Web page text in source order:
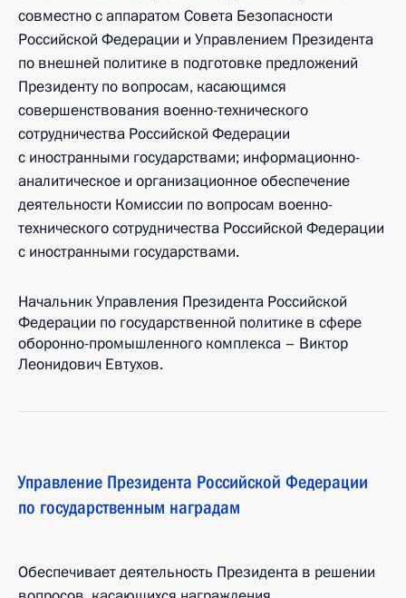
совместно с аппаратом Совета Безопасности
Российской Федерации и Управлением Президента
по внешней политике в подготовке предложений
Президенту по вопросам, касающимся
совершенствования военно-технического
сотрудничества Российской Федерации
с иностранными государствами; информационно-
аналитическое и организационное обеспечение
деятельности Комиссии по вопросам военно-
технического сотрудничества Российской Федерации
с иностранными государствами.
Начальник Управления Президента Российской
Федерации по государственной политике в сфере
оборонно-промышленного комплекса – Виктор
Леонидович Евтухов.
Управление Президента Российской Федерации
по государственным наградам
Обеспечивает деятельность Президента в решении